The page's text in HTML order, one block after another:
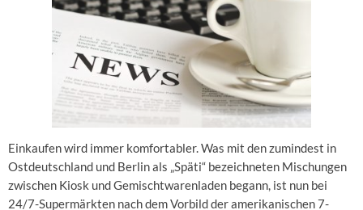
Einkaufen wird immer komfortabler. Was mit den zumindest in
Ostdeutschland und Berlin als „Späti“ bezeichneten Mischungen
zwischen Kiosk und Gemischtwarenladen begann, ist nun bei
24/7-Supermärkten nach dem Vorbild der amerikanischen 7-